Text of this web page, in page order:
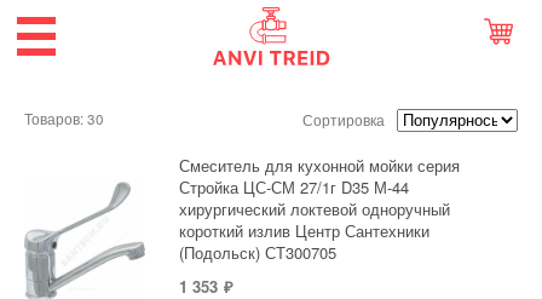
Товаров: 30 Сортировка
Смеситель для кухонной мойки серия
Стройка ЦС-СМ 27/1г D35 М-44
хирургический локтевой одноручный
короткий излив Центр Сантехники
(Подольск) СТ300705
1 353